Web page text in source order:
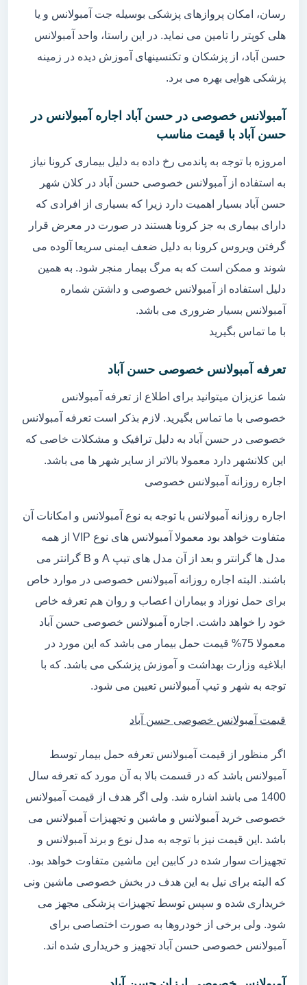
رسان، امکان پروازهای پزشکی بوسیله جت آمبولانس و یا
هلی کوپتر را تامین می نماید. در این راستا، واحد آمبولانس
حسن آباد، از پزشکان و تکنسینهای آموزش دیده در زمینه
پزشکی هوایی بهره می برد.
آمبولانس خصوصی در حسن آباد اجاره آمبولانس در
حسن آباد با قیمت مناسب
امروزه با توجه به پاندمی رخ داده به دلیل بیماری کرونا نیاز
به استفاده از آمبولانس خصوصی حسن آباد در کلان شهر
حسن آباد بسیار اهمیت دارد زیرا که بسیاری از افرادی که
دارای بیماری به جز کرونا هستند در صورت در معرض قرار
گرفتن ویروس کرونا به دلیل ضعف ایمنی سریعا آلوده می
شوند و ممکن است که به مرگ بیمار منجر شود. به همین
دلیل استفاده از آمبولانس خصوصی و داشتن شماره
آمبولانس بسیار ضروری می باشد.
با ما تماس بگیرید
تعرفه آمبولانس خصوصی حسن آباد
شما عزیزان میتوانید برای اطلاع از تعرفه آمبولانس
خصوصی با ما تماس بگیرید. لازم بذکر است تعرفه آمبولانس
خصوصی در حسن آباد به دلیل ترافیک و مشکلات خاصی که
این کلانشهر دارد معمولا بالاتر از سایر شهر ها می باشد.
اجاره روزانه آمبولانس خصوصی
اجاره روزانه آمبولانس با توجه به نوع آمبولانس و امکانات آن
متفاوت خواهد بود معمولا آمبولانس های نوع VIP از همه
مدل ها گرانتر و بعد از آن مدل های تیپ A و B گرانتر می
باشند. البته اجاره روزانه آمبولانس خصوصی در موارد خاص
برای حمل نوزاد و بیماران اعصاب و روان هم تعرفه خاص
خود را خواهد داشت. اجاره آمبولانس خصوصی حسن آباد
معمولا 75% قیمت حمل بیمار می باشد که این مورد در
ابلاغیه وزارت بهداشت و آموزش پزشکی می باشد. که با
توجه به شهر و تیپ آمبولانس تعیین می شود.
قیمت آمبولانس خصوصی حسن آباد
اگر منظور از قیمت آمبولانس تعرفه حمل بیمار توسط
آمبولانس باشد که در قسمت بالا به آن مورد که تعرفه سال
1400 می باشد اشاره شد. ولی اگر هدف از قیمت آمبولانس
خصوصی خرید آمبولانس و ماشین و تجهیزات آمبولانس می
باشد .این قیمت نیز با توجه به مدل نوع و برند آمبولانس و
تجهیزات سوار شده در کابین این ماشین متفاوت خواهد بود.
که البته برای نیل به این هدف در بخش خصوصی ماشین ونی
خریداری شده و سپس توسط تجهیزات پزشکی مجهز می
شود. ولی برخی از خودروها به صورت اختصاصی برای
آمبولانس خصوصی حسن آباد تجهیز و خریداری شده اند.